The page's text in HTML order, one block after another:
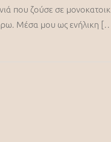
που ζούσε σε
Μέσα μου ως ενήλικη